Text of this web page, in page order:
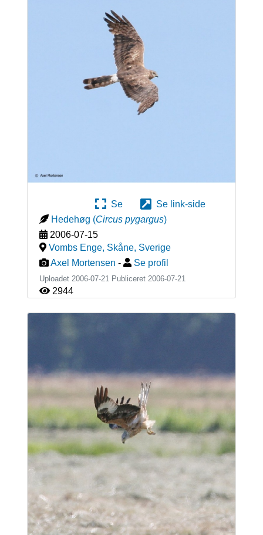
Se
Se link-side
Hedehøg (Circus pygargus)
2006-07-15
Vombs Enge, Skåne, Sverige
Axel Mortensen - Se profil
Uploadet 2006-07-21 Publiceret 2006-07-21
2944